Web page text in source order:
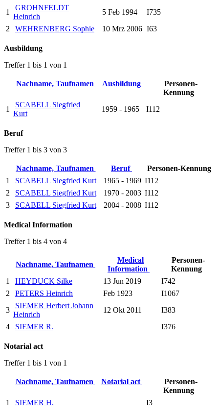
1
GROHNFELDT
Heinrich
5 Feb 1994
I735
2
WEHRENBERG Sophie 10 Mrz 2006 I63
Ausbildung
Treffer 1 bis 1 von 1
Nachname, Taufnamen Ausbildung
Personen-
Kennung
1
SCABELL Siegfried
Kurt
1959 - 1965 I112
Beruf
Treffer 1 bis 3 von 3
Nachname, Taufnamen Beruf
Personen-Kennung
1
SCABELL Siegfried Kurt 1965 - 1969 I112
2
SCABELL Siegfried Kurt 1970 - 2003 I112
3
SCABELL Siegfried Kurt 2004 - 2008 I112
Medical Information
Treffer 1 bis 4 von 4
Nachname, Taufnamen
Medical
Information
Personen-
Kennung
1
HEYDUCK Silke 13 Jun 2019
I742
2
PETERS Heinrich Feb 1923
I1067
3
SIEMER Herbert Johann
Heinrich
12 Okt 2011
I383
4
SIEMER R. I376
Notarial act
Treffer 1 bis 1 von 1
Nachname, Taufnamen Notarial act
Personen-
Kennung
1
SIEMER H. I3